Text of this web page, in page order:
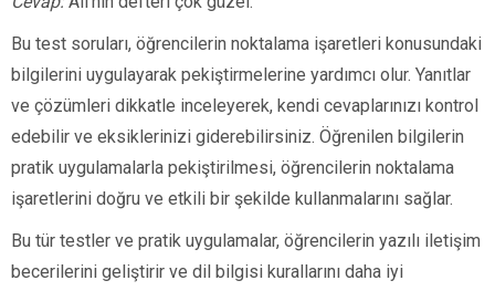
Bu test soruları, öğrencilerin noktalama işaretleri konusundaki
bilgilerini uygulayarak pekiştirmelerine yardımcı olur. Yanıtlar
ve çözümleri dikkatle inceleyerek, kendi cevaplarınızı kontrol
edebilir ve eksiklerinizi giderebilirsiniz. Öğrenilen bilgilerin
pratik uygulamalarla pekiştirilmesi, öğrencilerin noktalama
işaretlerini doğru ve etkili bir şekilde kullanmalarını sağlar.
Bu tür testler ve pratik uygulamalar, öğrencilerin yazılı iletişim
becerilerini geliştirir ve dil bilgisi kurallarını daha iyi